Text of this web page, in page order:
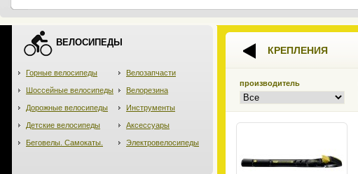
ВЕЛОСИПЕДЫ
Горные велосипеды
Шоссейные велосипеды
Дорожные велосипеды
Детские велосипеды
Беговелы. Самокаты.
Велозапчасти
Велорезина
Инструменты
Аксессуары
Электровелосипеды
КРЕПЛЕНИЯ
производитель